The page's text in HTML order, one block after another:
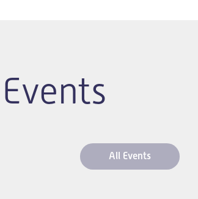
All Events